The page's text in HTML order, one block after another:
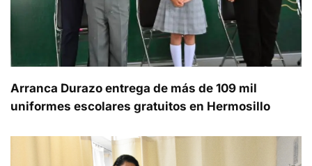
Arranca Durazo entrega de más de 109 mil
uniformes escolares gratuitos en Hermosillo